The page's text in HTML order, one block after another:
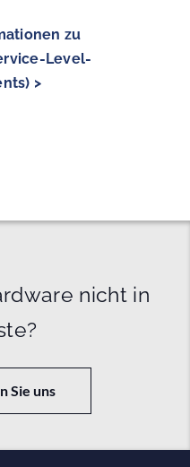
zu
Level-
>
nicht in
Sie uns